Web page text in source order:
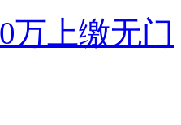
万上缴无门